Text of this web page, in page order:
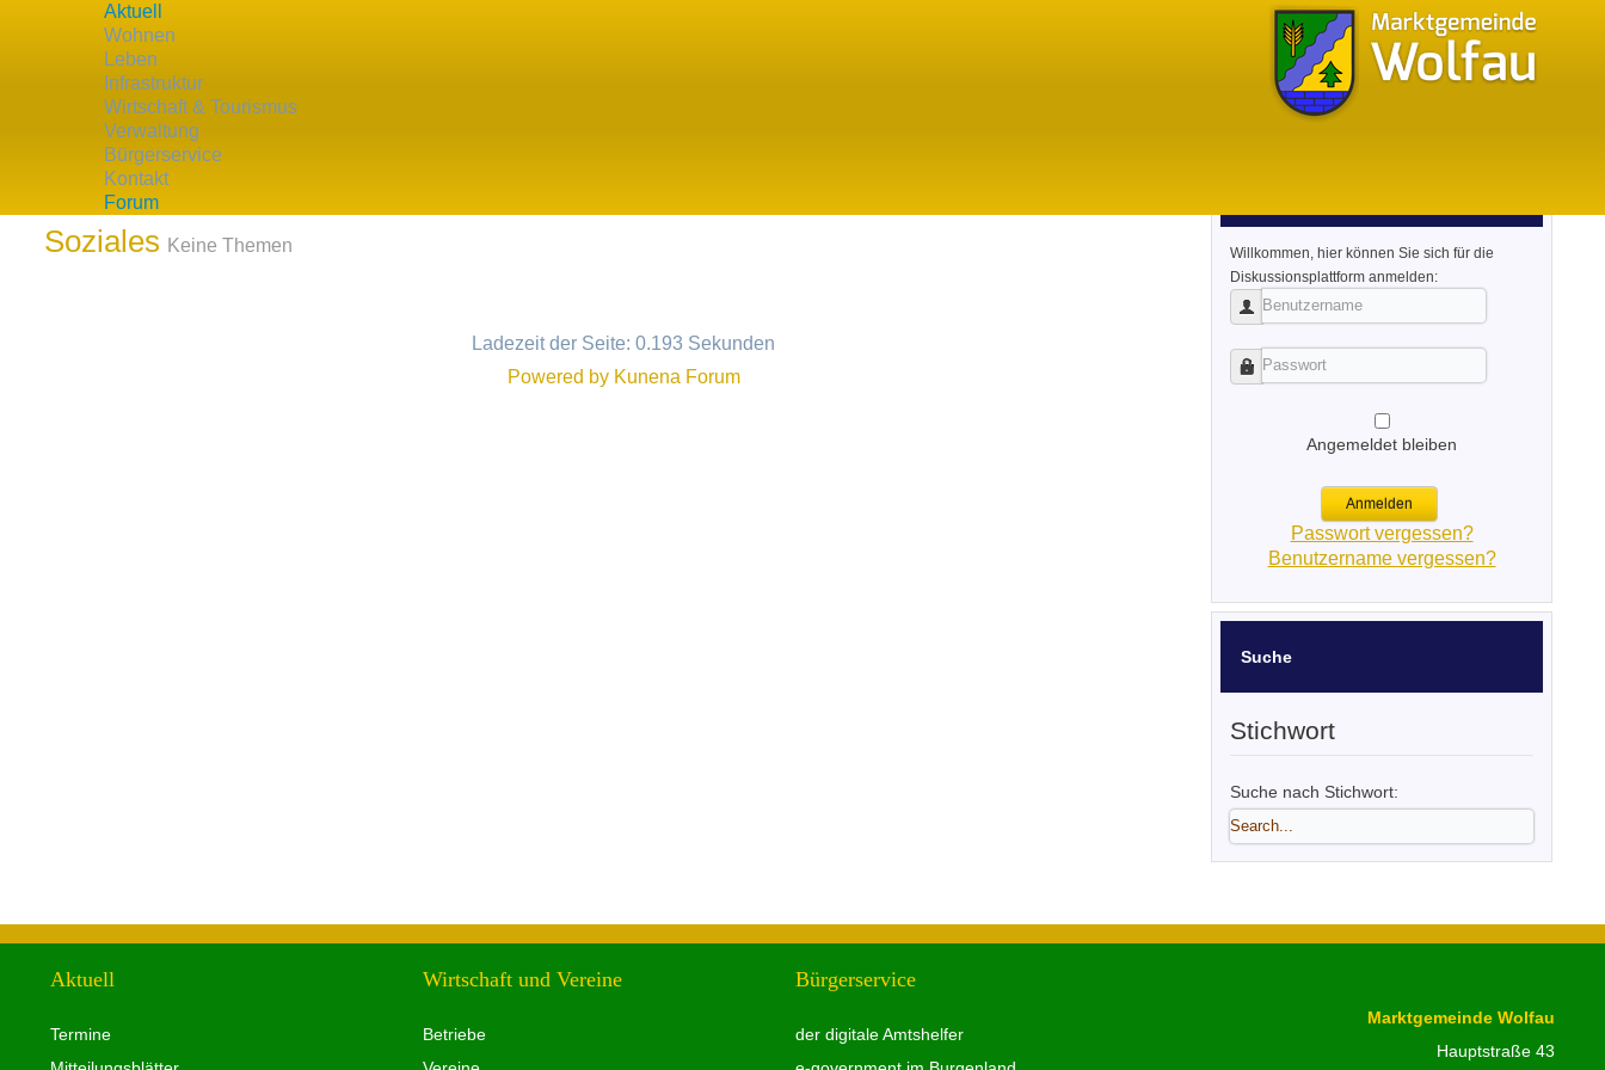
Aktuell
Wohnen
Leben
Infrastruktur
Wirtschaft & Tourismus
Verwaltung
Bürgerservice
Kontakt
Forum
Aktuelle Seite:Startseite
Soziales Keine Themen
Ladezeit der Seite: 0.193 Sekunden
Powered by Kunena Forum
Willkommen, hier können Sie sich für die
Diskussionsplattform anmelden:
Benutzername
Passwort
Angemeldet bleiben
Anmelden
Passwort vergessen?
Benutzername vergessen?
Suche
Stichwort
Suche nach Stichwort:
Aktuell
Termine
Wirtschaft und Vereine
Betriebe
Bürgerservice
der digitale Amtshelfer
Marktgemeinde Wolfau
Hauptstraße 43